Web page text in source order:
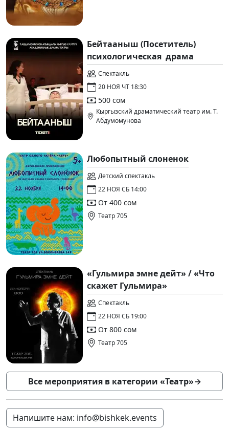
Бейтааныш (Посетитель)
психологическая драма
Спектакль
20 НОЯ ЧТ 18:30
500 сом
Кыргызский драматический театр им. Т.
Абдумомунова
Любопытный слоненок
Детский спектакль
22 НОЯ СБ 14:00
От 400 сом
Театр 705
«Гульмира эмне дейт» / «Что
скажет Гульмира»
Спектакль
22 НОЯ СБ 19:00
От 800 сом
Театр 705
Все мероприятия в категории «Театр»→
Напишите нам: info@bishkek.events